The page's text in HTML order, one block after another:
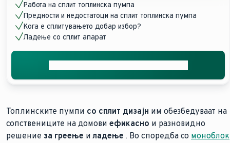
Работа на сплит топлинска пумпа
Предности и недостатоци на сплит топлинска пумпа
Кога е сплитувањето добар избор?
Ладење со сплит апарат
Топлинските пумпи со сплит дизајн им обезбедуваат на
сопствениците на домови ефикасно и разновидно
решение за греење иладење . Во споредба со моноблок